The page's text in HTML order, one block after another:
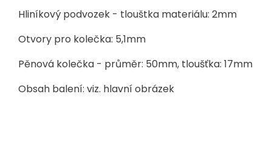
Hliníkový podvozek - tlouštka materiálu: 2mm
Otvory pro kolečka: 5,1mm
Pěnová kolečka - průměr: 50mm, tloušťka: 17mm
Obsah balení: viz. hlavní obrázek